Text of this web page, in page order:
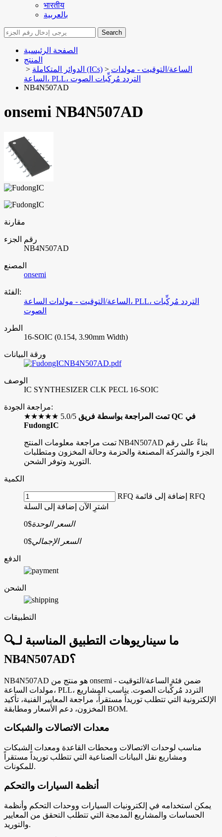
भारतीय
بالعربية
Search
الصفحة الرئيسية
المنتج
>
الدوائر المتكاملة (ICs) > الساعة/التوقيت - مولدات
الساعة، PLL، التردد مُركِّبات الصوت
NB4N507AD
onsemi NB4N507AD
مقارنة
رقم الجزء
NB4N507AD
المصنع
onsemi
الفئة:
الساعة/التوقيت - مولدات الساعة، PLL، التردد مُركِّبات
الصوت
الطرد
16-SOIC (0.154, 3.90mm Width)
ورقة البيانات
NB4N507AD.pdf
الوصف
IC SYNTHESIZER CLK PECL 16-SOIC
مراجعة الجودة:
★★★★★ 5.0/5 تمت المراجعة بواسطة فريق QC في
FudongIC
تمت مراجعة معلومات المنتج NB4N507AD بناءً على رقم
الجزء والشركة المصنعة والحزمة وحالة المخزون ومتطلبات
التوريد وتوفر الشحن.
الكمية
RFQ
إضافة إلى قائمة RFQ
اشترِ الآن إضافة إلى السلة
السعر الوحدة$0
السعر الإجمالي$0
الدفع
الشحن
التطبيقات
🔍ما سيناريوهات التطبيق المناسبة لـ
NB4N507AD؟
NB4N507AD هو منتج من onsemi ضمن فئة الساعة/التوقيت -
مولدات الساعة، PLL، التردد مُركِّبات الصوت. يناسب المشاريع
الإلكترونية التي تتطلب توريداً مستقراً، مراجعة المعايير الفنية، تأكيد
المخزون، دعم الأسعار ومطابقة BOM.
معدات الاتصالات والشبكات
مناسب لوحدات الاتصالات ومحطات القاعدة ومعدات الشبكات
ومشاريع نقل البيانات الصناعية التي تتطلب توريداً مستقراً
للمكونات.
أنظمة السيارات والتحكم
يمكن استخدامه في إلكترونيات السيارات ووحدات التحكم وأنظمة
الحساسات والمشاريع المدمجة التي تتطلب التحقق من المعايير
والتوريد.